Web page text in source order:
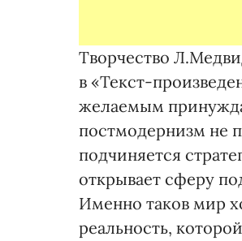
Творчество
в «Текст-
желаемым
постмодернизм не
подчиняется
открывает сферу
Именно таков мир
реальность,